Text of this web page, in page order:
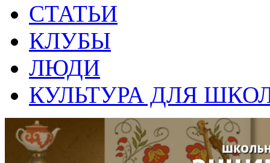
СТАТЬИ
КЛУБЫ
ЛЮДИ
КУЛЬТУРА ДЛЯ